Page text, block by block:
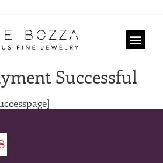
Successful